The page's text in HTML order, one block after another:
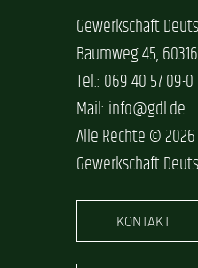
Gewerkschaft
Baumweg 45,
Tel.: 069 40 57 09-0
Mail: info@gdl.de
Alle Rechte © 2026
Gewerkschaft
KONTAKT